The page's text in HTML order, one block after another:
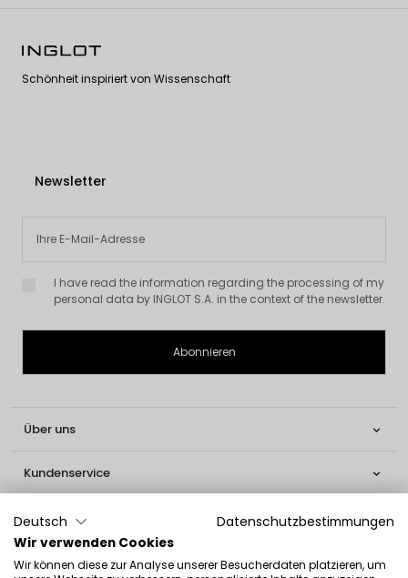
Schönheit inspiriert von Wissenschaft
Newsletter
I have read the information regarding the processing of my
personal data by INGLOT S.A. in the context of the newsletter.
Über uns 
Kundenservice 
Informationen 
Social 
Deutsch
Datenschutzbestimmungen
Wir verwenden Cookies
Wir können diese zur Analyse unserer Besucherdaten platzieren, um